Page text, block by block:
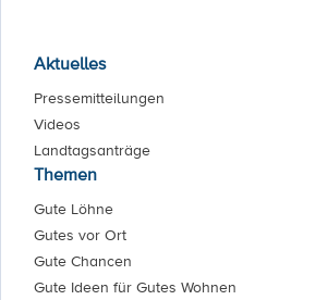
Aktuelles
Pressemitteilungen
Videos
Landtagsanträge
Themen
Gute Löhne
Gutes vor Ort
Gute Chancen
Gute Ideen für Gutes Wohnen